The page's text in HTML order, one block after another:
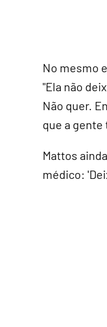
No mesmo
"Ela não
Não quer.
que a gente
Mattos
médico: